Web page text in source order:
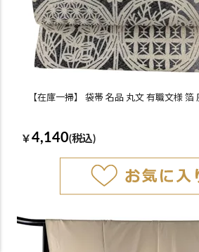
【在庫一掃】 袋帯 名品 丸文 有職文様 箔
￥ 4,140(税込)